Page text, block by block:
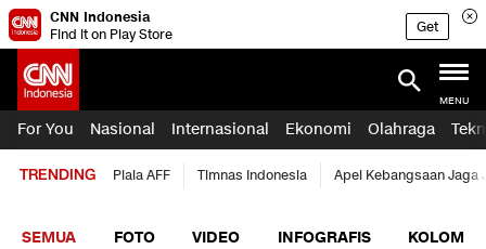
CNN Indonesia
Find it on Play Store
Get
MENU
For You Nasional Internasional Ekonomi Olahraga
TRENDING Piala AFF Timnas Indonesia Apel Kebangsaan Jaga
SEMUA FOTO VIDEO INFOGRAFIS KOLOM